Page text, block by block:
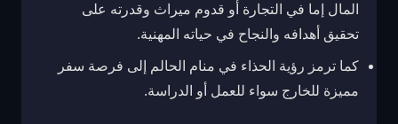
المال إما في التجارة أو قدوم ميراث وقدرته على
تحقيق أهدافه والنجاح في حياته المهنية.
كما ترمز رؤية الحذاء في منام الحالم إلى فرصة سفر
مميزة للخارج سواء للعمل أو الدراسة.